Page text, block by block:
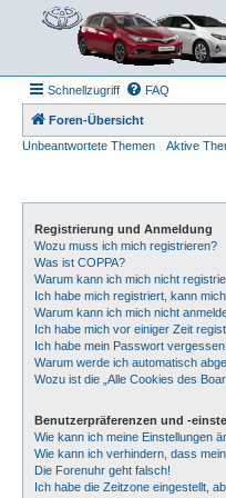
Schnellzugriff FAQ
Foren-Übersicht
Unbeantwortete Themen
Aktive
Registrierung und Anmeldung
Wozu muss ich mich registrieren?
Was ist COPPA?
Warum kann ich mich nicht
Ich habe mich registriert, kann
Warum kann ich mich nicht
Ich habe mich vor einiger Zeit
Ich habe mein Passwort vergessen!
Warum werde ich automatisch
Wozu ist die „Alle Cookies des
Benutzerpräferenzen und -
Wie kann ich meine Einstellungen
Wie kann ich verhindern, dass
Die Forenuhr geht falsch!
Ich habe die Zeitzone eingestellt,